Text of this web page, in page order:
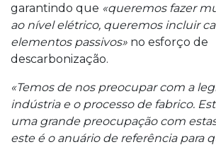
garantindo que «queremos fazer
ao nível elétrico, queremos incluir
elementos passivos» no esforço de
descarbonização.
«Temos de nos preocupar com a
indústria e o processo de fabrico.
uma grande preocupação com
este é o anuário de referência para